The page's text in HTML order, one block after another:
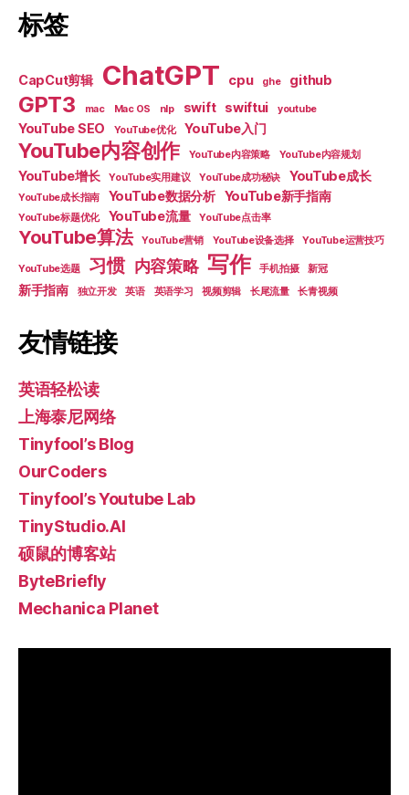
标签
CapCut剪辑 ChatGPT cpu ghe github
GPT3 mac Mac OS nlp swift swiftui youtube
YouTube SEO YouTube优化 YouTube入门
YouTube内容创作 YouTube内容策略 YouTube内容规划
YouTube增长 YouTube实用建议 YouTube成功秘诀 YouTube成长
YouTube成长指南 YouTube数据分析 YouTube新手指南
YouTube标题优化 YouTube流量 YouTube点击率
YouTube算法 YouTube营销 YouTube设备选择 YouTube运营技巧
YouTube选题 习惯 内容策略 写作 手机拍摄 新冠
新手指南 独立开发 英语 英语学习 视频剪辑 长尾流量 长青视频
友情链接
英语轻松读
上海泰尼网络
Tinyfool’s Blog
OurCoders
Tinyfool’s Youtube Lab
TinyStudio.AI
硕鼠的博客站
ByteBriefly
Mechanica Planet